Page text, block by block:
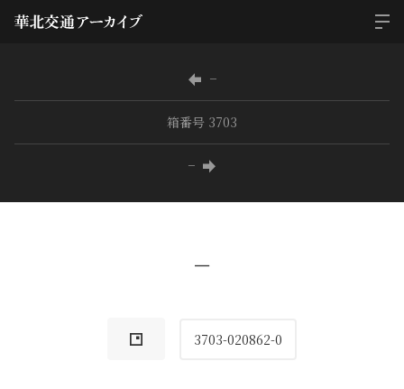
−
箱番号 3703
−
−
3703-020862-0